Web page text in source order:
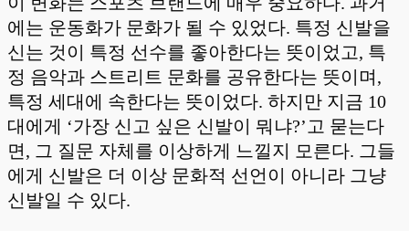
에는 운동화가 문화가 될 수 있었다. 특정 신발을
신는 것이 특정 선수를 좋아한다는 뜻이었고, 특
정 음악과 스트리트 문화를 공유한다는 뜻이며,
특정 세대에 속한다는 뜻이었다. 하지만 지금 10
대에게 ‘가장 신고 싶은 신발이 뭐냐?’고 묻는다
면, 그 질문 자체를 이상하게 느낄지 모른다. 그들
에게 신발은 더 이상 문화적 선언이 아니라 그냥
신발일 수 있다.